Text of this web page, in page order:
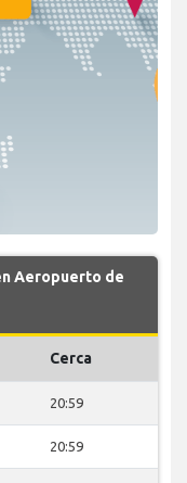
Aeropuerto de
Cerca
20:59
20:59